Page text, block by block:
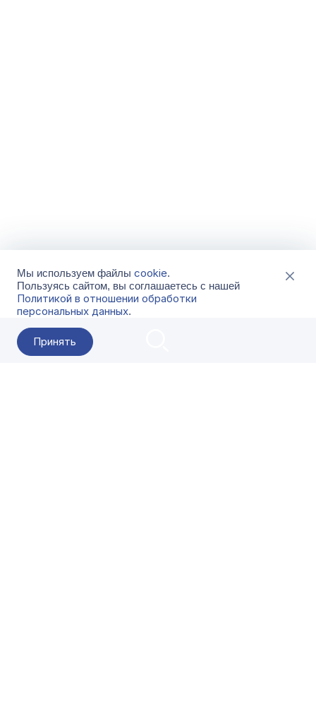
Мы используем файлы cookie.
Пользуясь сайтом, вы соглашаетесь с нашей
Политикой в отношении обработки
персональных данных.
Принять